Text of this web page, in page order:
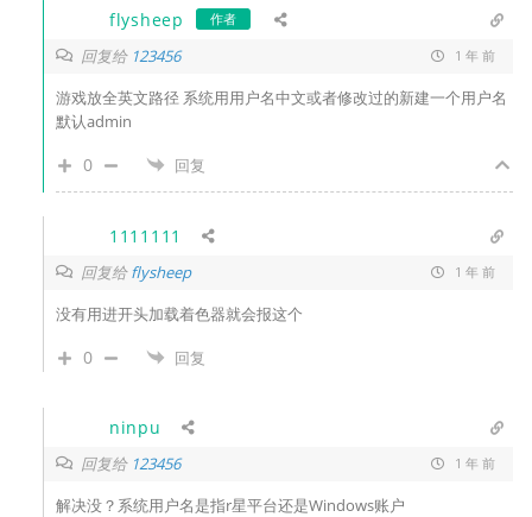
flysheep 作者
回复给 123456 1 年 前
游戏放全英文路径 系统用用户名中文或者修改过的新建一个用户名
默认admin
0 回复
1111111
回复给flysheep 1 年 前
没有用进开头加载着色器就会报这个
0 回复
ninpu
回复给 123456 1 年 前
解决没？系统用户名是指r星平台还是Windows账户